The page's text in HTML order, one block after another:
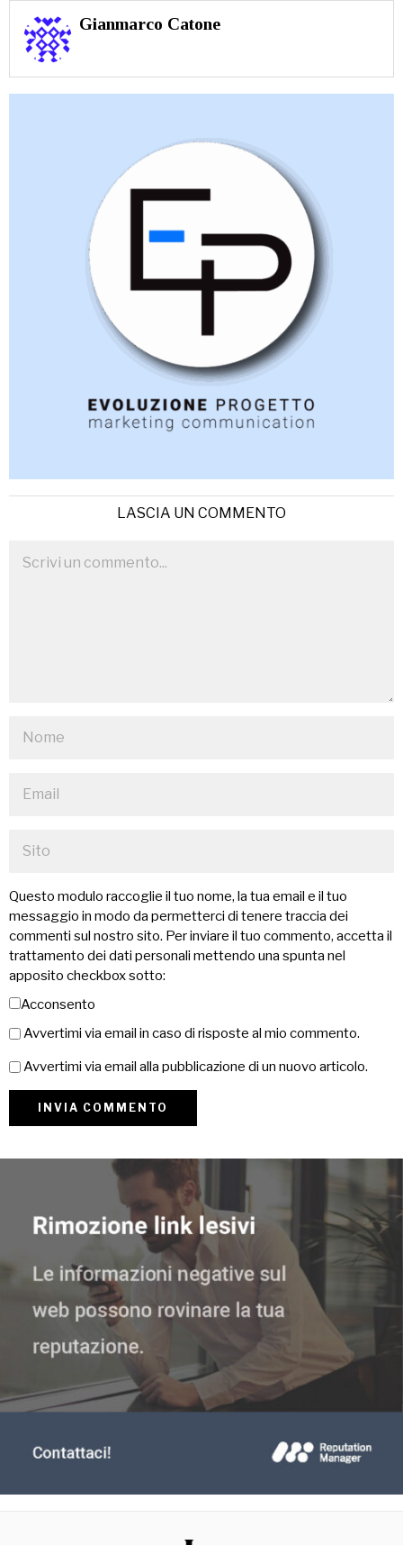
Gianmarco Catone
LASCIA UN COMMENTO
Questo modulo raccoglie il tuo nome, la tua email e il tuo
messaggio in modo da permetterci di tenere traccia dei
commenti sul nostro sito. Per inviare il tuo commento, accetta il
trattamento dei dati personali mettendo una spunta nel
apposito checkbox sotto:
Acconsento
Avvertimi via email in caso di risposte al mio commento.
Avvertimi via email alla pubblicazione di un nuovo articolo.